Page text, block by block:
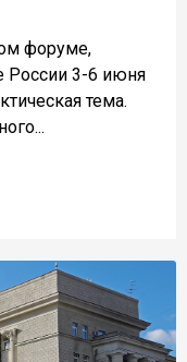
форуме,
России 3-6 июня
тема.